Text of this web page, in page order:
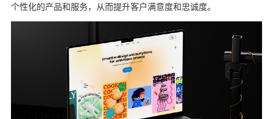
个性化的产品和服务，从而提升客户满意度和忠诚度。